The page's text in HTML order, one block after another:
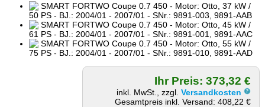
SMART FORTWO Coupe 0.7 450 - Motor: Otto, 37 kW /
50 PS - BJ.: 2004/01 - 2007/01 - SNr.: 9891-003, 9891-AAB
SMART FORTWO Coupe 0.7 450 - Motor: Otto, 45 kW /
61 PS - BJ.: 2004/01 - 2007/01 - SNr.: 9891-001, 9891-AAC
SMART FORTWO Coupe 0.7 450 - Motor: Otto, 55 kW /
75 PS - BJ.: 2004/01 - 2007/01 - SNr.: 9891-010, 9891-AAD
Ihr Preis: 373,32 €
inkl. MwSt., zzgl.Versandkosten
Gesamtpreis inkl. Versand: 408,22 €